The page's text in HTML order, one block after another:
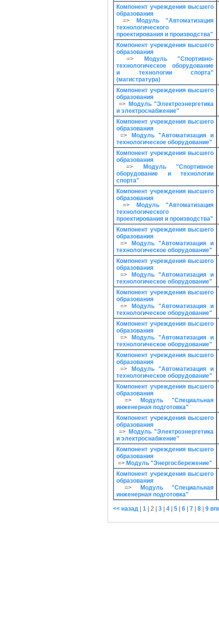
Компонент учреждения высшего
образования
=>
Модуль "Автоматизация
технологического
проектирования и производства"
Компонент учреждения высшего
образования
=>
Модуль "Спортивно-
технологическое оборудование
и технологии спорта"
(магистратура)
Компонент учреждения высшего
образования
=> Модуль "Электроэнергетика
и электроснабжение"
Компонент учреждения высшего
образования
=>
Модуль "Автоматизация и
технологическое оборудование"
Компонент учреждения высшего
образования
=>
Модуль "Спортивное
оборудование и технологии
спорта"
Компонент учреждения высшего
образования
=>
Модуль "Автоматизация
технологического
проектирования и производства"
Компонент учреждения высшего
образования
=>
Модуль "Автоматизация и
технологическое оборудование"
Компонент учреждения высшего
образования
=>
Модуль "Автоматизация и
технологическое оборудование"
Компонент учреждения высшего
образования
=>
Модуль "Автоматизация и
технологическое оборудование"
Компонент учреждения высшего
образования
=>
Модуль "Автоматизация и
технологическое оборудование"
Компонент учреждения высшего
образования
=>
Модуль "Автоматизация и
технологическое оборудование"
Компонент учреждения высшего
образования
=>
Модуль "Специальная
инженерная подготовка"
Компонент учреждения высшего
образования
=> Модуль "Электроэнергетика
и электроснабжение"
Компонент учреждения высшего
образования
=> Модуль "Энергосбережение"
Компонент учреждения высшего
образования
=>
Модуль "Специальная
инженерная подготовка"
<< назад 1 2 3 4 5 6 7 8 9